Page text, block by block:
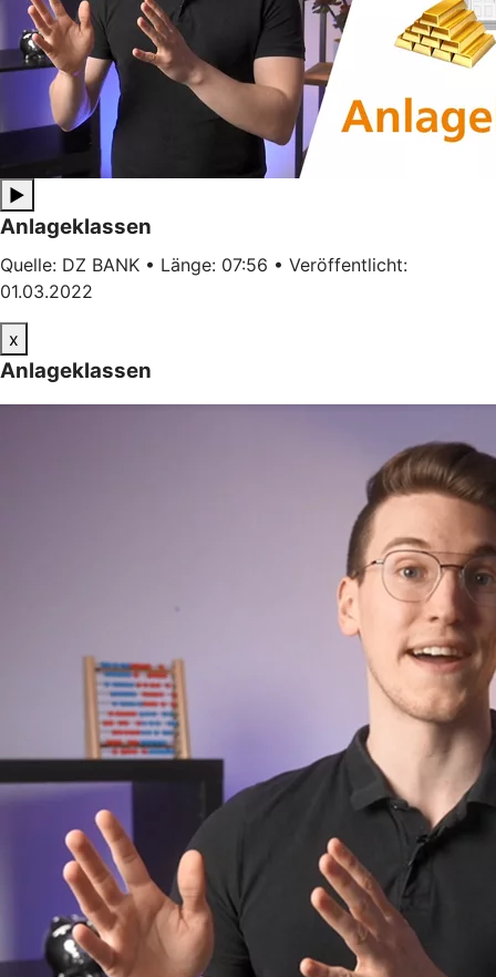
▶
Anlageklassen
Quelle: DZ BANK • Länge: 07:56 • Veröffentlicht:
01.03.2022
x
Anlageklassen